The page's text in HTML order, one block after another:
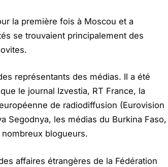
la première fois à Moscou et a
se trouvaient principalement des
représentants des médias. Il a été
le journal Izvestia, RT France, la
de radiodiffusion (Eurovision
Segodnya, les médias du Burkina Faso,
blogueurs.
affaires étrangères de la Fédération